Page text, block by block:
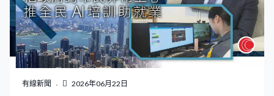
有線新聞 2026年06月22日